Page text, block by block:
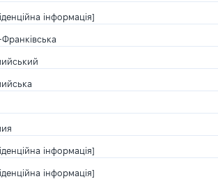
інформація]
Франківська
інформація]
інформація]